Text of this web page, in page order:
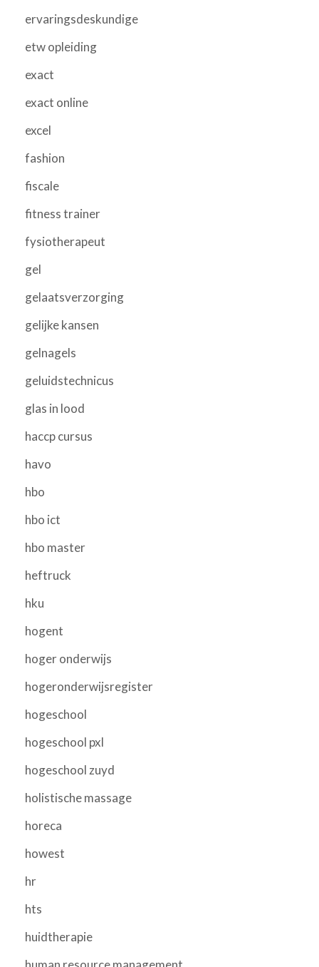
ervaringsdeskundige
etw opleiding
exact
exact online
excel
fashion
fiscale
fitness trainer
fysiotherapeut
gel
gelaatsverzorging
gelijke kansen
gelnagels
geluidstechnicus
glas in lood
haccp cursus
havo
hbo
hbo ict
hbo master
heftruck
hku
hogent
hoger onderwijs
hogeronderwijsregister
hogeschool
hogeschool pxl
hogeschool zuyd
holistische massage
horeca
howest
hr
hts
huidtherapie